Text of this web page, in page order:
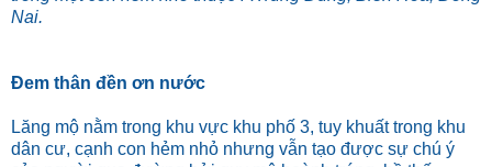
Nai.
Đem thân đền ơn nước
Lăng mộ nằm trong khu vực khu phố 3, tuy khuất trong khu
dân cư, cạnh con hẻm nhỏ nhưng vẫn tạo được sự chú ý